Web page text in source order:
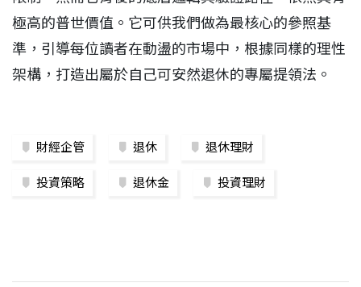
極高的普世價值。它可供我們做為最核心的參照基
準，引導每位讀者在動盪的市場中，根據同樣的理性
架構，打造出屬於自己可安然退休的專屬提領法。
財經企管 退休 退休理財
投資策略 退休金 投資理財